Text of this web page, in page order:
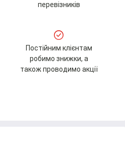
перевізників
Постійним клієнтам
робимо знижки, а
також проводимо акції